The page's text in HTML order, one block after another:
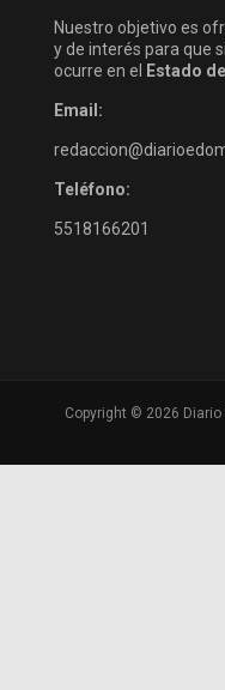
Nuestro objetivo es
y de interés para que
ocurre en el
Estado
Email:
Teléfono:
5518166201
Copyright © 2026